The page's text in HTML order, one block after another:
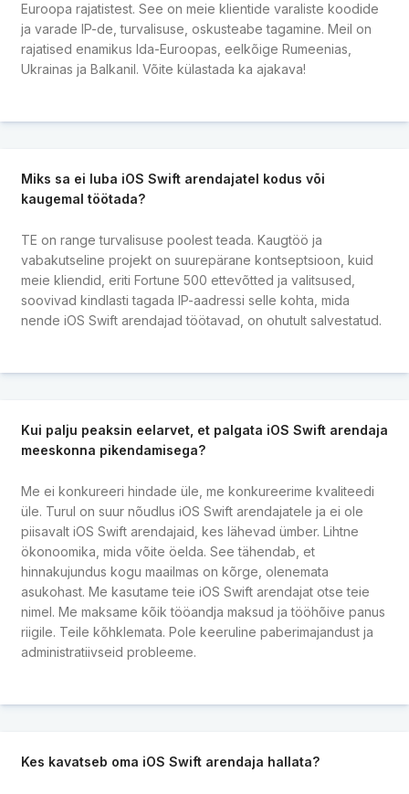
Euroopa rajatistest. See on meie klientide varaliste koodide
ja varade IP-de, turvalisuse, oskusteabe tagamine. Meil on
rajatised enamikus Ida-Euroopas, eelkõige Rumeenias,
Ukrainas ja Balkanil. Võite külastada ka ajakava!
Miks sa ei luba iOS Swift arendajatel kodus või
kaugemal töötada?
TE on range turvalisuse poolest teada. Kaugtöö ja
vabakutseline projekt on suurepärane kontseptsioon, kuid
meie kliendid, eriti Fortune 500 ettevõtted ja valitsused,
soovivad kindlasti tagada IP-aadressi selle kohta, mida
nende iOS Swift arendajad töötavad, on ohutult salvestatud.
Kui palju peaksin eelarvet, et palgata iOS Swift arendaja
meeskonna pikendamisega?
Me ei konkureeri hindade üle, me konkureerime kvaliteedi
üle. Turul on suur nõudlus iOS Swift arendajatele ja ei ole
piisavalt iOS Swift arendajaid, kes lähevad ümber. Lihtne
ökonoomika, mida võite öelda. See tähendab, et
hinnakujundus kogu maailmas on kõrge, olenemata
asukohast. Me kasutame teie iOS Swift arendajat otse teie
nimel. Me maksame kõik tööandja maksud ja tööhõive panus
riigile. Teile kõhklemata. Pole keeruline paberimajandust ja
administratiivseid probleeme.
Kes kavatseb oma iOS Swift arendaja hallata?